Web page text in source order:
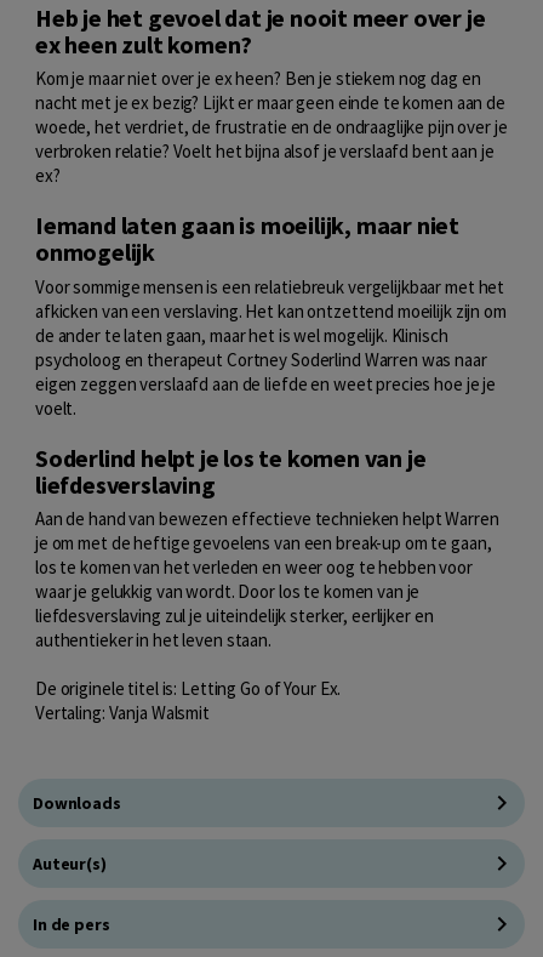
Heb je het gevoel dat je nooit meer over je
ex heen zult komen?
Kom je maar niet over je ex heen? Ben je stiekem nog dag en
nacht met je ex bezig? Lijkt er maar geen einde te komen aan de
woede, het verdriet, de frustratie en de ondraaglijke pijn over je
verbroken relatie? Voelt het bijna alsof je verslaafd bent aan je
ex?
Iemand laten gaan is moeilijk, maar niet
onmogelijk
Voor sommige mensen is een relatiebreuk vergelijkbaar met het
afkicken van een verslaving. Het kan ontzettend moeilijk zijn om
de ander te laten gaan, maar het is wel mogelijk. Klinisch
psycholoog en therapeut Cortney Soderlind Warren was naar
eigen zeggen verslaafd aan de liefde en weet precies hoe je je
voelt.
Soderlind helpt je los te komen van je
liefdesverslaving
Aan de hand van bewezen effectieve technieken helpt Warren
je om met de heftige gevoelens van een break-up om te gaan,
los te komen van het verleden en weer oog te hebben voor
waar je gelukkig van wordt. Door los te komen van je
liefdesverslaving zul je uiteindelijk sterker, eerlijker en
authentieker in het leven staan.
De originele titel is: Letting Go of Your Ex.
Vertaling: Vanja Walsmit
Downloads
Auteur(s)
In de pers